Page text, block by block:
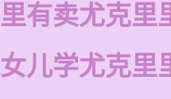
有卖尤克里
儿学尤克里